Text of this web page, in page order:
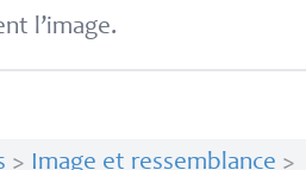
l’image.
> Image et ressemblance >